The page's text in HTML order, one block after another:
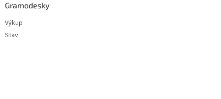
Gramodesky
Výkup
Stav